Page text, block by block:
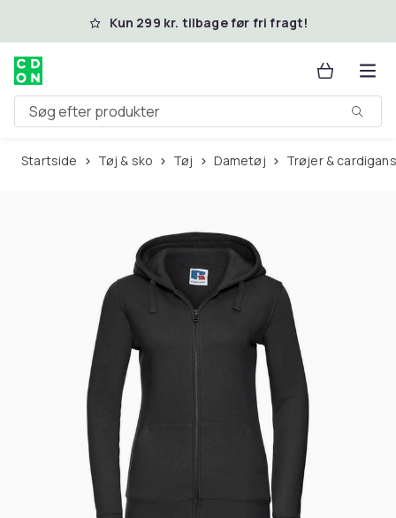
Spring til hovedindhold
Kun 299 kr. tilbage før fri fragt!
Søg efter produkter
Startside Tøj & sko Tøj Dametøj Trøjer & cardigans